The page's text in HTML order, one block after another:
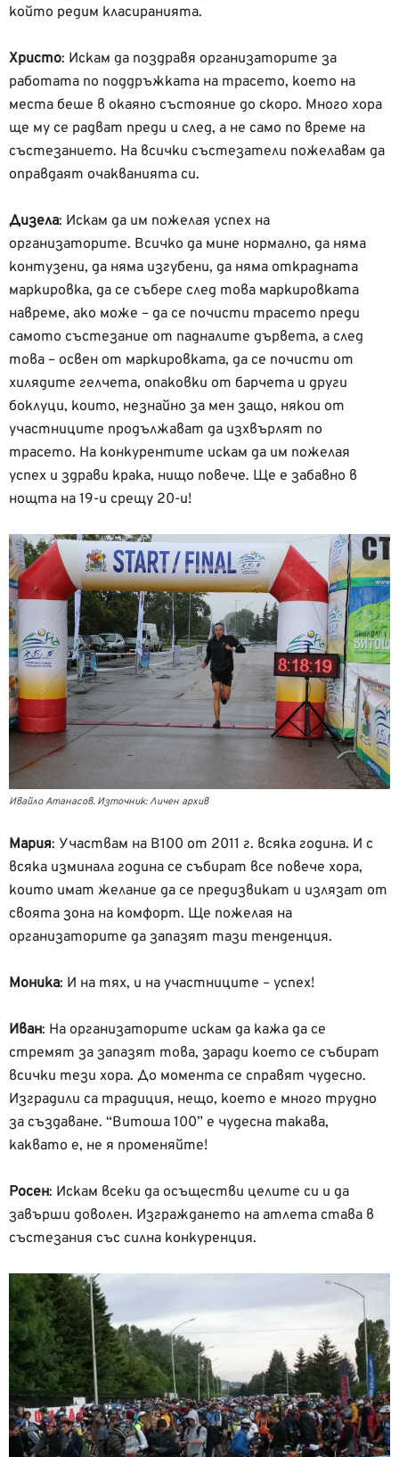
който редим класиранията.
Христо: Искам да поздравя организаторите за
работата по поддръжката на трасето, което на
места беше в окаяно състояние до скоро. Много хора
ще му се радват преди и след, а не само по време на
състезанието. На всички състезатели пожелавам да
оправдаят очакванията си.
Дизела: Искам да им пожелая успех на
организаторите. Всичко да мине нормално, да няма
контузени, да няма изгубени, да няма открадната
маркировка, да се събере след това маркировката
навреме, ако може – да се почисти трасето преди
самото състезание от падналите дървета, а след
това – освен от маркировката, да се почисти от
хилядите гелчета, опаковки от барчета и други
боклуци, които, незнайно за мен защо, някои от
участниците продължават да изхвърлят по
трасето. На конкурентите искам да им пожелая
успех и здрави крака, нищо повече. Ще е забавно в
нощта на 19-и срещу 20-и!
Ивайло Атанасов. Източник: Личен архив
Мария: Участвам на В100 от 2011 г. всяка година. И с
всяка изминала година се събират все повече хора,
които имат желание да се предизвикат и излязат от
своята зона на комфорт. Ще пожелая на
организаторите да запазят тази тенденция.
Моника: И на тях, и на участниците – успех!
Иван: На организаторите искам да кажа да се
стремят за запазят това, заради което се събират
всички тези хора. До момента се справят чудесно.
Изградили са традиция, нещо, което е много трудно
за създаване. “Витоша 100” е чудесна такава,
каквато е, не я променяйте!
Росен: Искам всеки да осъществи целите си и да
завърши доволен. Изграждането на атлета става в
състезания със силна конкуренция.